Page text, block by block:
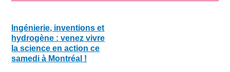
Ingénierie, inventions et
hydrogène : venez vivre
la science en action ce
samedi à Montréal !